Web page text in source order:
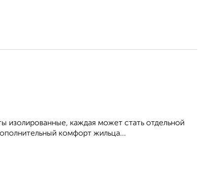
изолированные, каждая может стать отдельной
комфорт жильца...